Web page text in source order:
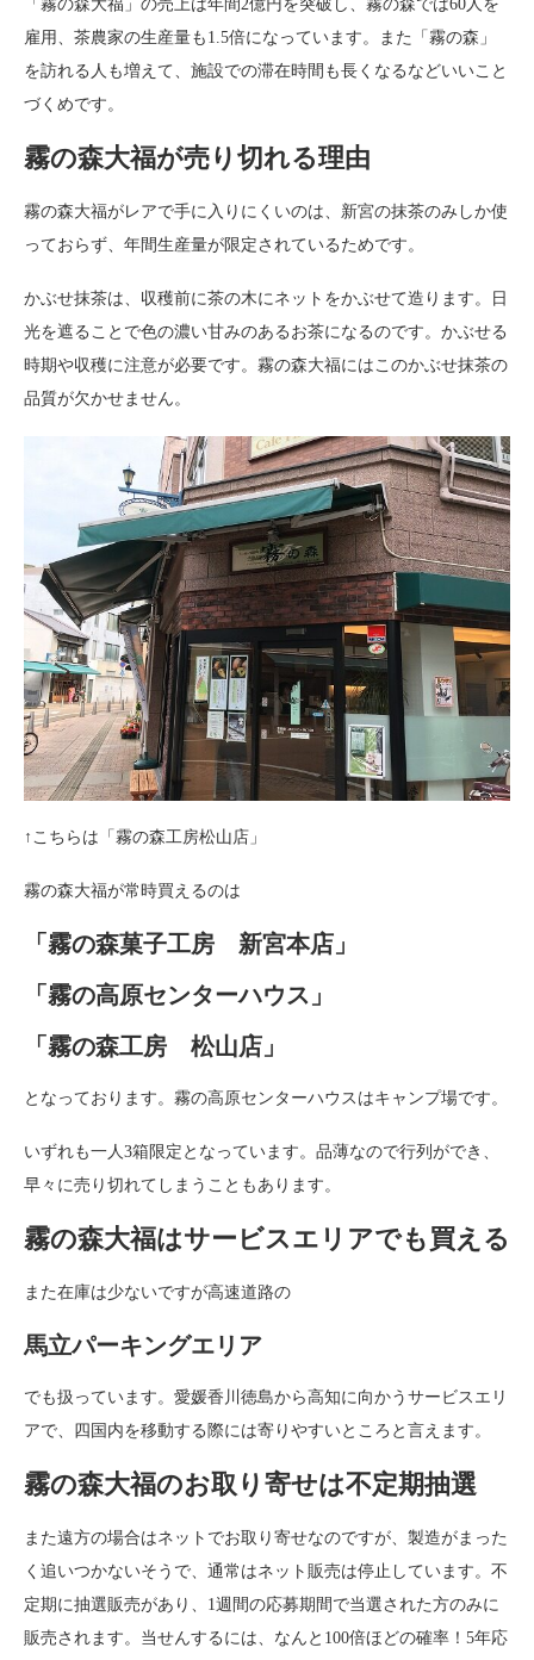
「霧の森大福」の売上は年間2億円を突破し、霧の森では60人を
雇用、茶農家の生産量も1.5倍になっています。また「霧の森」
を訪れる人も増えて、施設での滞在時間も長くなるなどいいこと
づくめです。
霧の森大福が売り切れる理由
霧の森大福がレアで手に入りにくいのは、新宮の抹茶のみしか使
っておらず、年間生産量が限定されているためです。
かぶせ抹茶は、収穫前に茶の木にネットをかぶせて造ります。日
光を遮ることで色の濃い甘みのあるお茶になるのです。かぶせる
時期や収穫に注意が必要です。霧の森大福にはこのかぶせ抹茶の
品質が欠かせません。
↑こちらは「霧の森工房松山店」
霧の森大福が常時買えるのは
「霧の森菓子工房 新宮本店」
「霧の高原センターハウス」
「霧の森工房 松山店」
となっております。霧の高原センターハウスはキャンプ場です。
いずれも一人3箱限定となっています。品薄なので行列ができ、
早々に売り切れてしまうこともあります。
霧の森大福はサービスエリアでも買える
また在庫は少ないですが高速道路の
馬立パーキングエリア
でも扱っています。愛媛香川徳島から高知に向かうサービスエリ
アで、四国内を移動する際には寄りやすいところと言えます。
霧の森大福のお取り寄せは不定期抽選
また遠方の場合はネットでお取り寄せなのですが、製造がまった
く追いつかないそうで、通常はネット販売は停止しています。不
定期に抽選販売があり、1週間の応募期間で当選された方のみに
販売されます。当せんするには、なんと100倍ほどの確率！5年応